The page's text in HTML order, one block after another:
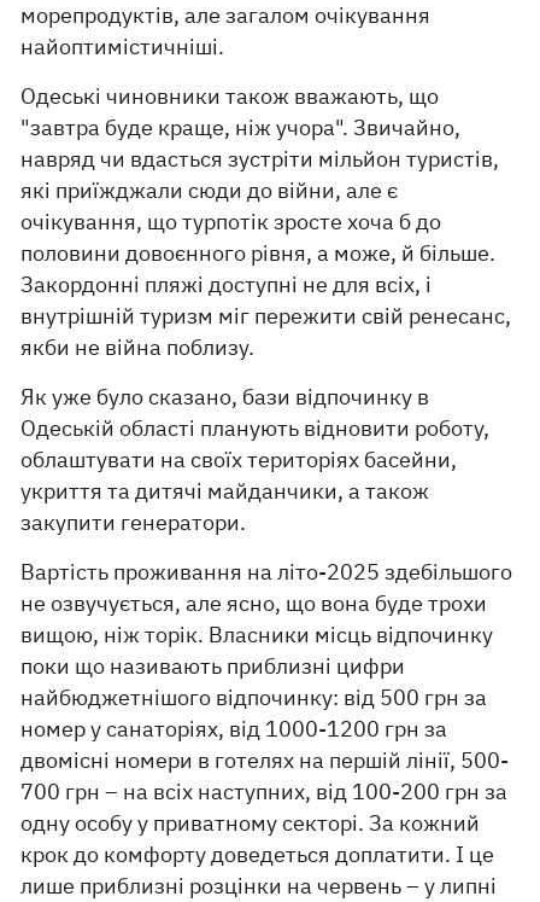
морепродуктів, але загалом очікування
найоптимістичніші.
Одеські чиновники також вважають, що
"завтра буде краще, ніж учора". Звичайно,
навряд чи вдасться зустріти мільйон туристів,
які приїжджали сюди до війни, але є
очікування, що турпотік зросте хоча б до
половини довоєнного рівня, а може, й більше.
Закордонні пляжі доступні не для всіх, і
внутрішній туризм міг пережити свій ренесанс,
якби не війна поблизу.
Як уже було сказано, бази відпочинку в
Одеській області планують відновити роботу,
облаштувати на своїх територіях басейни,
укриття та дитячі майданчики, а також
закупити генератори.
Вартість проживання на літо-2025 здебільшого
не озвучується, але ясно, що вона буде трохи
вищою, ніж торік. Власники місць відпочинку
поки що називають приблизні цифри
найбюджетнішого відпочинку: від 500 грн за
номер у санаторіях, від 1000-1200 грн за
двомісні номери в готелях на першій лінії, 500-
700 грн – на всіх наступних, від 100-200 грн за
одну особу у приватному секторі. За кожний
крок до комфорту доведеться доплатити. І це
лише приблизні розцінки на червень – у липні